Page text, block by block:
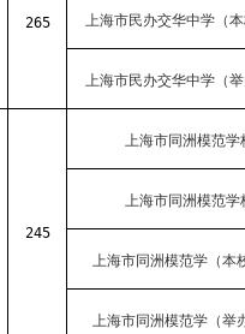
265 上海市民办交华中学（
上海市民办交华中学（
245
上海市同洲模范学
上海市同洲模范学
上海市同洲模范学（本
上海市同洲模范学（举